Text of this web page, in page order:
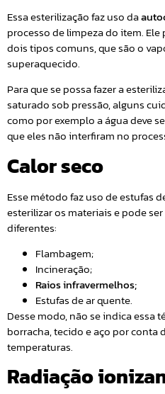
Essa esterilização faz uso da
processo de limpeza do item.
dois tipos comuns, que são o
superaquecido.
Para que se possa fazer a
saturado sob pressão, alguns
como por exemplo a água deve
que eles não interfiram no
Calor seco
Esse método faz uso de estufas
esterilizar os materiais e pode
diferentes:
Flambagem;
Incineração;
Raios infravermelhos;
Estufas de ar quente.
Desse modo, não se indica essa
borracha, tecido e aço por conta
temperaturas.
Radiação